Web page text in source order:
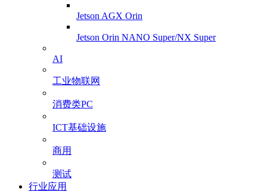
Jetson AGX Orin
Jetson Orin NANO Super/NX Super
AI
工业物联网
消费类PC
ICT基础设施
商用
测试
行业应用